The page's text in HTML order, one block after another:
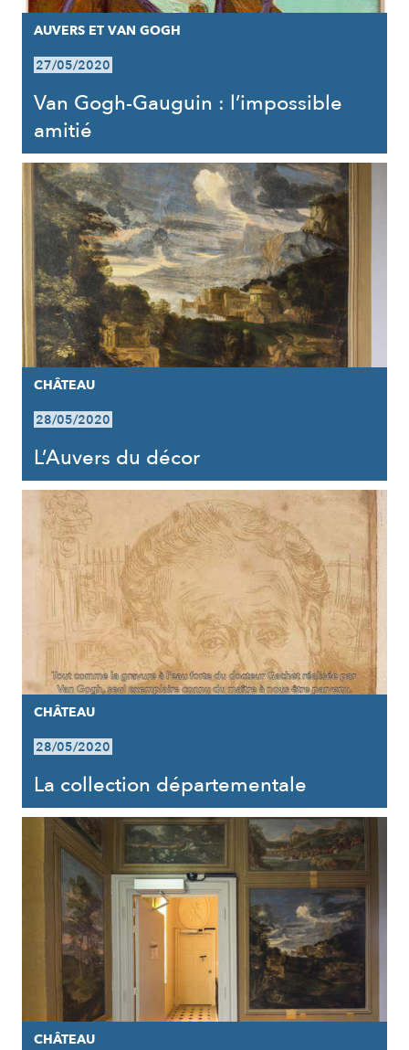
AUVERS ET VAN GOGH
27/05/2020
Van Gogh-Gauguin : l’impossible
amitié
CHÂTEAU
28/05/2020
L’Auvers du décor
CHÂTEAU
28/05/2020
La collection départementale
CHÂTEAU